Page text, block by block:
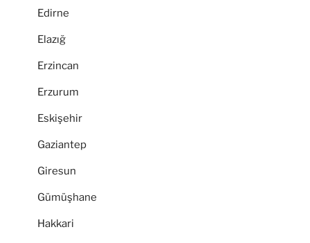
Edirne
Elazığ
Erzincan
Erzurum
Eskişehir
Gaziantep
Giresun
Gümüşhane
Hakkari